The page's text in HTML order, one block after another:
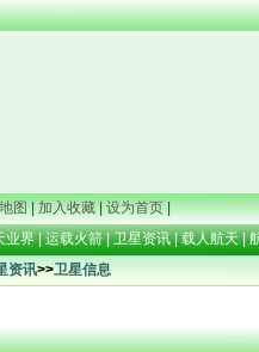
图 | 加入收藏 | 设为首页 |
业界| 运载火箭| 卫星资讯| 载人航天|
资讯>>卫星信息